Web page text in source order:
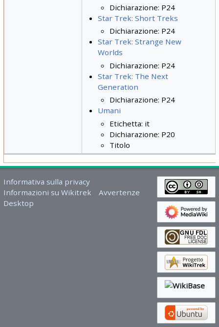
Dichiarazione: P24
Star Trek: Short Treks
Dichiarazione: P24
Star Trek: Strange New
Worlds
Dichiarazione: P24
Star Trek: The Next
Generation
Dichiarazione: P24
Umani
Etichetta: it
Dichiarazione: P20
Titolo
Informativa sulla privacy
Informazioni su Wikitrek
Avvertenze
Desktop